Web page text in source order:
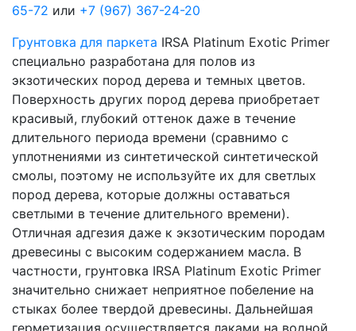
65-72 или +7 (967) 367-24-20
Грунтовка для паркета IRSA Platinum Exotic Primer
специально разработана для полов из
экзотических пород дерева и темных цветов.
Поверхность других пород дерева приобретает
красивый, глубокий оттенок даже в течение
длительного периода времени (сравнимо с
уплотнениями из синтетической синтетической
смолы, поэтому не используйте их для светлых
пород дерева, которые должны оставаться
светлыми в течение длительного времени).
Отличная адгезия даже к экзотическим породам
древесины с высоким содержанием масла. В
частности, грунтовка IRSA Platinum Exotic Primer
значительно снижает неприятное побеление на
стыках более твердой древесины. Дальнейшая
герметизация осуществляется лаками на водной